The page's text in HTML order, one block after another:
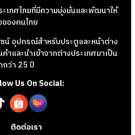
เทศไทยที่มีความมุ่งมั่นและพัฒนาให้
องคนไทย
อุปกรณ์สำหรับประตูและหน้าต่าง
าและนำเข้าจากต่างประเทศมาเป็น
กว่า 25 ปี
Us On Social:
ติดต่อเรา